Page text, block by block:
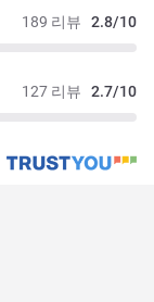
189 리뷰 2.8/10
127 리뷰 2.7/10